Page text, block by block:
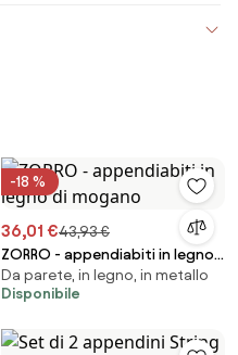
-18 %
36,01 €43,93 €
ZORRO - appendiabiti in legno
di mogano
Da parete, in legno, in metallo
Disponibile